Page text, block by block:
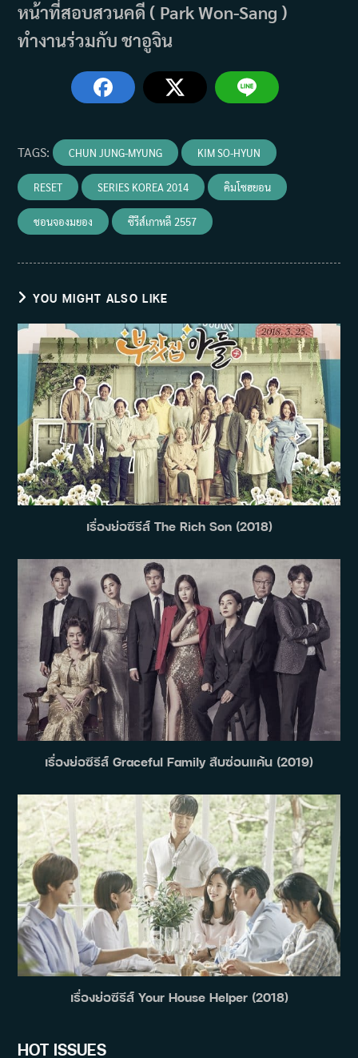
หน้าที่สอบสวนคดี ( Park Won-Sang )
ทำงานร่วมกับ ชาอูจิน
TAGS: CHUN JUNG-MYUNG KIM SO-HYUN
RESET SERIES KOREA 2014 คิมโซฮยอน
ชอนจองมยอง ซีรีส์เกาหลี 2557
YOU MIGHT ALSO LIKE
เรื่องย่อซีรีส์ The Rich Son (2018)
เรื่องย่อซีรีส์ Graceful Family สืบซ่อนแค้น (2019)
เรื่องย่อซีรีส์ Your House Helper (2018)
HOT ISSUES